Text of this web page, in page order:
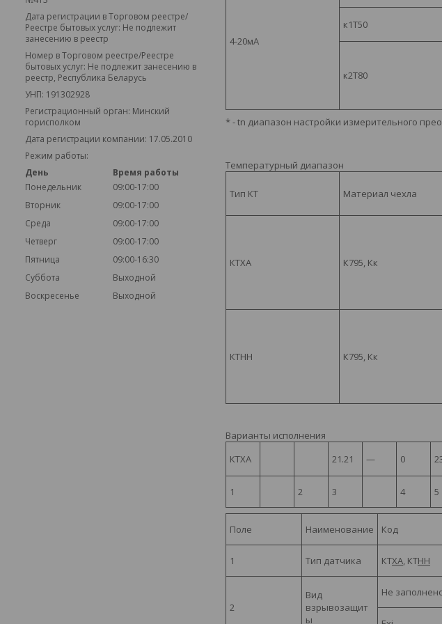
4-20мА
к1Т50
к2Т80
* - tn диапазон настройки измерительного
Температурный диапазон
Тип КТ Материал чехла
КТХА К795, Кк
КТНН К795, Кк
Варианты исполнения
КТХА
21.21 — 0
1 2 3 4 5
Поле Наименование Код
1 Тип датчика КТХА КТНН
2
Вид
взрывозащит
ы
Не
Дата регистрации в Торговом реестре/
Реестре бытовых услуг: Не подлежит
занесению в реестр
Номер в Торговом реестре/Реестре
бытовых услуг: Не подлежит занесению в
реестр, Республика Беларусь
УНП: 191302928
Регистрационный орган: Минский
горисполком
Дата регистрации компании: 17.05.2010
Режим работы:
День
Время работы
Понедельник
09:00-17:00
Вторник
09:00-17:00
Среда
09:00-17:00
Четверг
09:00-17:00
Пятница
09:00-16:30
Суббота
Выходной
Воскресенье
Выходной